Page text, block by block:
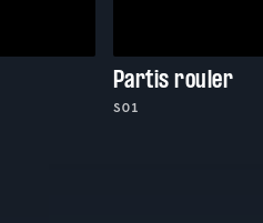
Partis rouler
S01